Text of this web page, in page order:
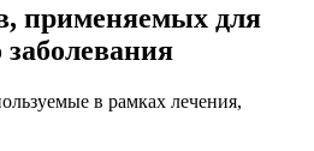
применяемых для
в рамках лечения,